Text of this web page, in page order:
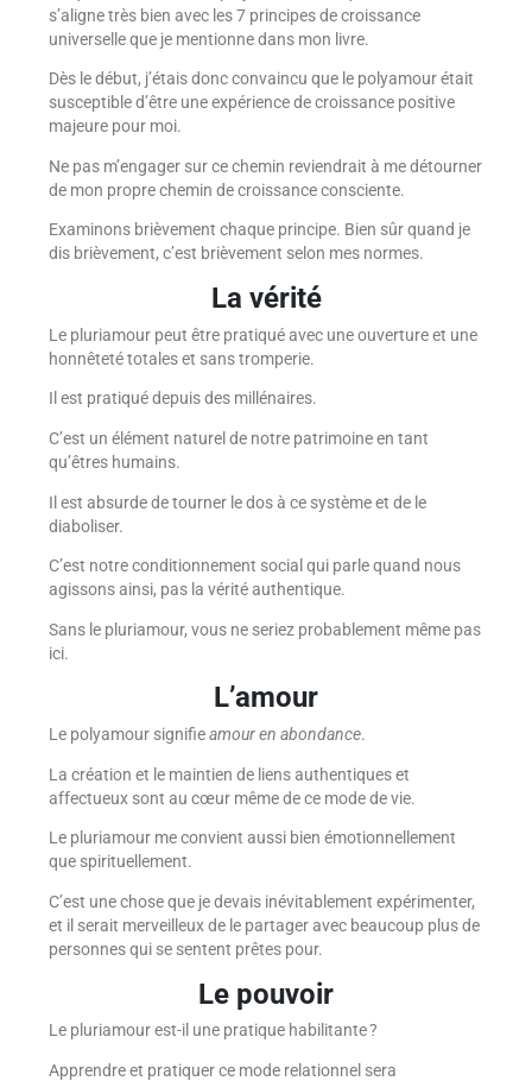
s’aligne très bien avec les 7 principes de croissance
universelle que je mentionne dans mon livre.
Dès le début, j’étais donc convaincu que le polyamour était
susceptible d’être une expérience de croissance positive
majeure pour moi.
Ne pas m’engager sur ce chemin reviendrait à me détourner
de mon propre chemin de croissance consciente.
Examinons brièvement chaque principe. Bien sûr quand je
dis brièvement, c’est brièvement selon mes normes.
La vérité
Le pluriamour peut être pratiqué avec une ouverture et une
honnêteté totales et sans tromperie.
Il est pratiqué depuis des millénaires.
C’est un élément naturel de notre patrimoine en tant
qu’êtres humains.
Il est absurde de tourner le dos à ce système et de le
diaboliser.
C’est notre conditionnement social qui parle quand nous
agissons ainsi, pas la vérité authentique.
Sans le pluriamour, vous ne seriez probablement même pas
ici.
L’amour
Le polyamour signifieamour en abondance.
La création et le maintien de liens authentiques et
affectueux sont au cœur même de ce mode de vie.
Le pluriamour me convient aussi bien émotionnellement
que spirituellement.
C’est une chose que je devais inévitablement expérimenter,
et il serait merveilleux de le partager avec beaucoup plus de
personnes qui se sentent prêtes pour.
Le pouvoir
Le pluriamour est-il une pratique habilitante ?
Apprendre et pratiquer ce mode relationnel sera